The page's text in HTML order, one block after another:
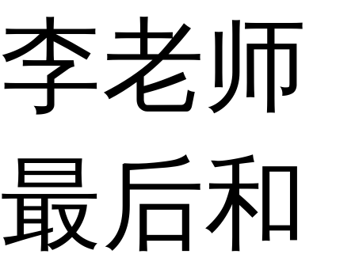
李老师
最后和